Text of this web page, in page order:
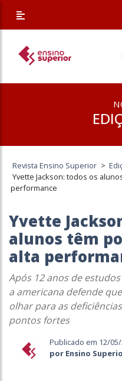
Revista Ensino Superior >
Yvette Jackson: todos os
performance
Yvette
alunos têm
alta
Após 12 anos de
a americana defende
olhar para as
pontos fortes
Publicado em 12/
por Ensino